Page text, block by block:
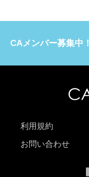
CAメンバー募集中！
利用規約
お問い合わせ